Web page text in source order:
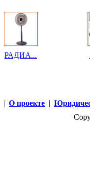
РАДИА...
| О проекте |